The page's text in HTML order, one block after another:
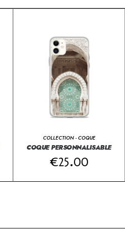
COLLECTION - COQUE
COQUE PERSONNALISABLE
€25.00